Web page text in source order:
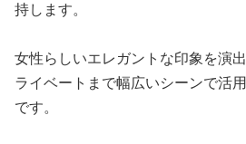
持します。
女性らしいエレガントな印象を演
ライベートまで幅広いシーンで活
です。